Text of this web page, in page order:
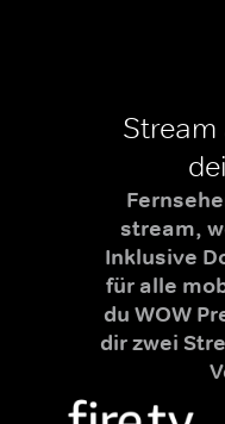
stream,
Inklusive
für alle
du WOW
dir zwei